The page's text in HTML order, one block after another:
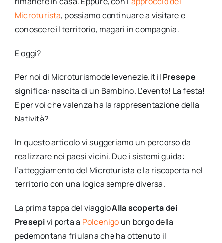
Microturista, possiamo continuare a visitare e
conoscere il territorio, magari in compagnia.
E oggi?
Per noi di Microturismodellevenezie.it il Presepe
significa: nascita di un Bambino. L’evento! La festa!
E per voi che valenza ha la rappresentazione della
Natività?
In questo articolo vi suggeriamo un percorso da
realizzare nei paesi vicini. Due i sistemi guida:
l’atteggiamento del Microturista e la riscoperta nel
territorio con una logica sempre diversa.
La prima tappa del viaggioAlla scoperta dei
Presepivi porta a Polcenigo un borgo della
pedemontana friulana che ha ottenuto il